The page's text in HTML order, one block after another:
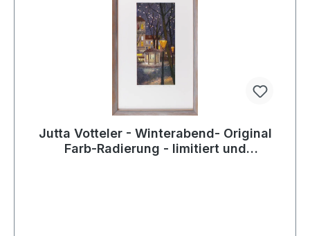
Jutta Votteler - Winterabend- Original
Farb-Radierung - limitiert und